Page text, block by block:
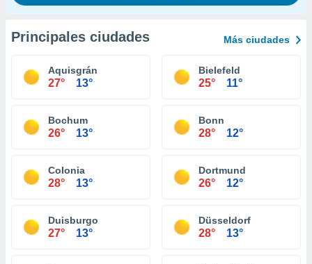
Principales ciudades Más ciudades
Aquisgrán
27° 13°
Bielefeld
25° 11°
Bochum
26° 13°
Bonn
28° 12°
Colonia
28° 13°
Dortmund
26° 12°
Duisburgo
27° 13°
Düsseldorf
28° 13°